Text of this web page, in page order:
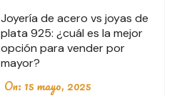
Joyería de acero vs joyas de
plata 925: ¿cuál es la mejor
opción para vender por
mayor?
On: 15 mayo, 2025